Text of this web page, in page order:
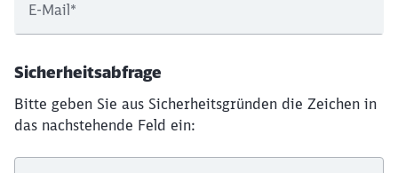
E-Mail*
Sicherheitsabfrage
Bitte geben Sie aus Sicherheitsgründen die Zeichen in
das nachstehende Feld ein: